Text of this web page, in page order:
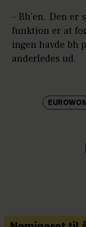
– Bh'en. Den er
funktion er at
ingen havde bh
anderledes ud.